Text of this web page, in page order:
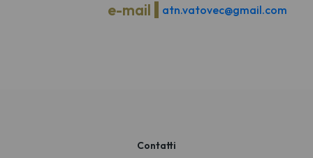
e-mail atn.vatovec@gmail.com
Contatti